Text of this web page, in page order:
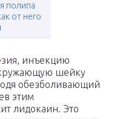
полипа
от него
инъекцию
шейку
обезболивающий
этим
лидокаин. Это